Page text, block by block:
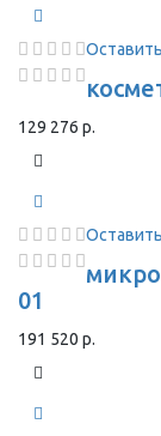
129 276 р.
01
191 520 р.